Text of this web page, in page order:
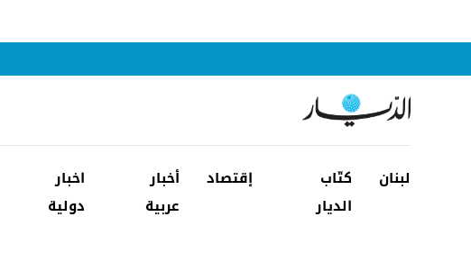
لبنان
كتّاب
الديار
إقتصاد
أخبار
عربية
اخبار
دولية